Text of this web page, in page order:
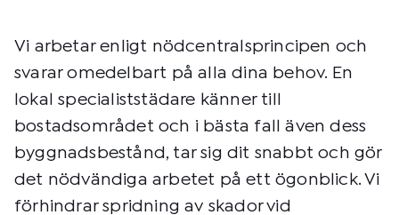
Vi arbetar enligt nödcentralsprincipen och
svarar omedelbart på alla dina behov. En
lokal specialiststädare känner till
bostadsområdet och i bästa fall även dess
byggnadsbestånd, tar sig dit snabbt och gör
det nödvändiga arbetet på ett ögonblick. Vi
förhindrar spridning av skador vid